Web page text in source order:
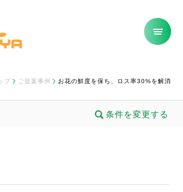
プ ご提案事例 お花の鮮度を保ち、ロス率30%を解消
条件を変更する